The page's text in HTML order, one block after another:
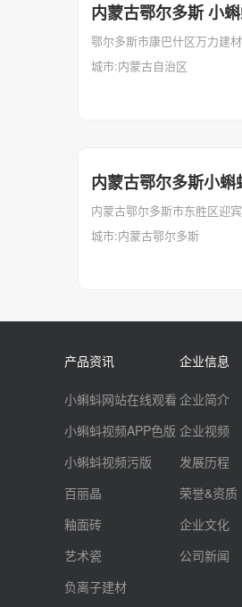
内蒙古鄂尔多斯 小
鄂尔多斯市康巴什区万力建
城市:内蒙古自治区
内蒙古鄂尔多斯小
内蒙古鄂尔多斯市东胜区迎
城市:内蒙古鄂尔多斯
产品资讯
小蝌蚪网站在线观看
小蝌蚪视频APP色版
小蝌蚪视频污版
百丽晶
釉面砖
艺术瓷
负离子建材
企业信息
企业简介
企业视频
发展历程
荣誉&资质
企业文化
公司新闻